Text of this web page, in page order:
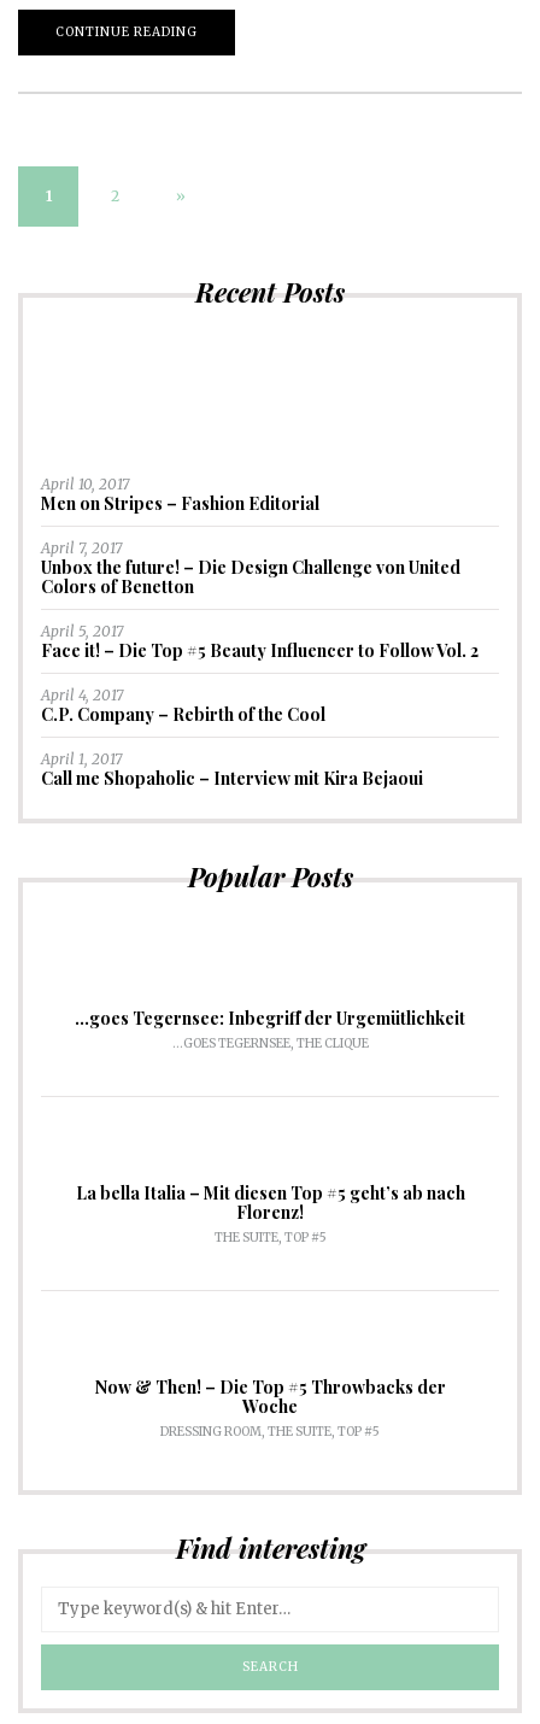
CONTINUE READING
1 2 »
Recent Posts
April 10, 2017
Men on Stripes – Fashion Editorial
April 7, 2017
Unbox the future! – Die Design Challenge von United
Colors of Benetton
April 5, 2017
Face it! – Die Top #5 Beauty Influencer to Follow Vol. 2
April 4, 2017
C.P. Company – Rebirth of the Cool
April 1, 2017
Call me Shopaholic – Interview mit Kira Bejaoui
Popular Posts
…goes Tegernsee: Inbegriff der Urgemütlichkeit
...GOES TEGERNSEE, THE CLIQUE
La bella Italia – Mit diesen Top #5 geht’s ab nach
Florenz!
THE SUITE, TOP #5
Now & Then! – Die Top #5 Throwbacks der
Woche
DRESSING ROOM, THE SUITE, TOP #5
Find interesting